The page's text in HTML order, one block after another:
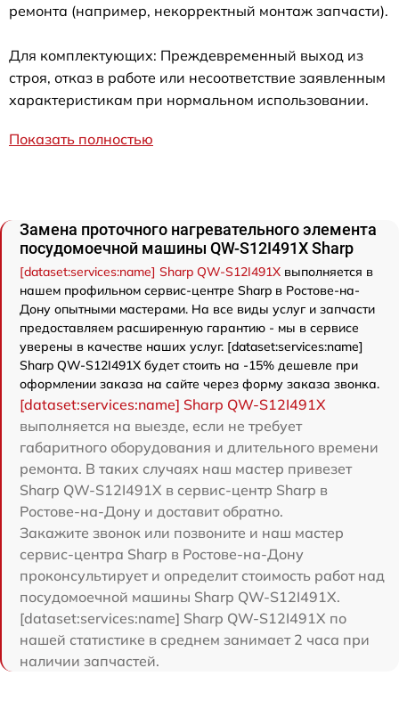
ремонта (например, некорректный монтаж запчасти).
Для комплектующих: Преждевременный выход из
строя, отказ в работе или несоответствие заявленным
характеристикам при нормальном использовании.
Показать полностью
Замена проточного нагревательного элемента
посудомоечной машины QW-S12I491X Sharp
[dataset:services:name] Sharp QW-S12I491X выполняется в
нашем профильном сервис-центре Sharp в Ростове-на-
Дону опытными мастерами. На все виды услуг и запчасти
предоставляем расширенную гарантию - мы в сервисе
уверены в качестве наших услуг. [dataset:services:name]
Sharp QW-S12I491X будет стоить на -15% дешевле при
оформлении заказа на сайте через форму заказа звонка.
[dataset:services:name] Sharp QW-S12I491X
выполняется на выезде, если не требует
габаритного оборудования и длительного времени
ремонта. В таких случаях наш мастер привезет
Sharp QW-S12I491X в сервис-центр Sharp в
Ростове-на-Дону и доставит обратно.
Закажите звонок или позвоните и наш мастер
сервис-центра Sharp в Ростове-на-Дону
проконсультирует и определит стоимость работ над
посудомоечной машины Sharp QW-S12I491X.
[dataset:services:name] Sharp QW-S12I491X по
нашей статистике в среднем занимает 2 часа при
наличии запчастей.